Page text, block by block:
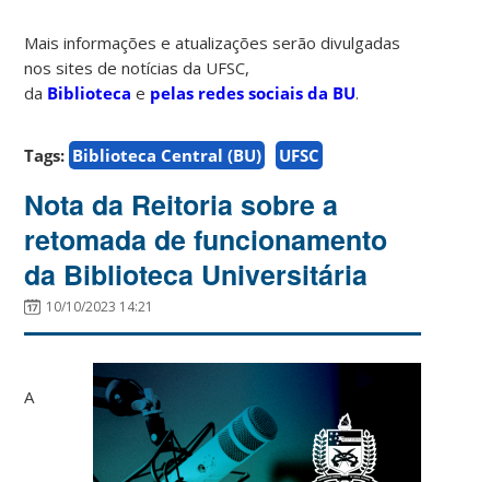
Mais informações e atualizações serão divulgadas
nos sites de notícias da UFSC,
da Biblioteca e pelas redes sociais da BU.
Tags: Biblioteca Central (BU) UFSC
Nota da Reitoria sobre a
retomada de funcionamento
da Biblioteca Universitária
10/10/2023 14:21
A